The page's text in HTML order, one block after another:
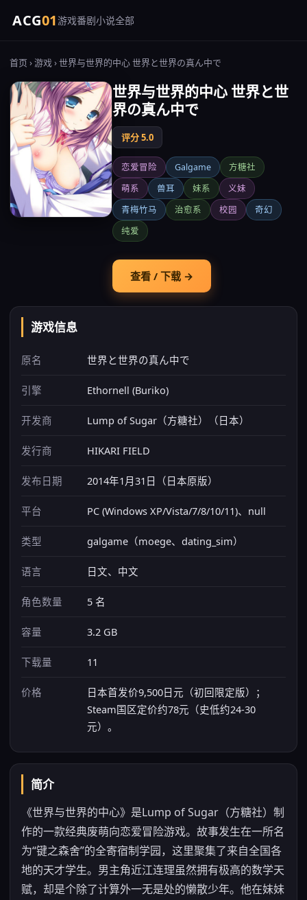
ACG01游戏番剧小说全部
首页 ›游戏› 世界与世界的中心 世界と世界の真ん中で
世界与世界的中心 世界と世
界の真ん中で
评分 5.0
恋爱冒险 Galgame
方糖社
萌系
兽耳 妹系
义妹
青梅竹马
治愈系 校园
奇幻
纯爱
查看 / 下载 →
游戏信息
原名 世界と世界の真ん中で
引擎 Ethornell (Buriko)
开发商 Lump of Sugar（方糖社）（日本）
发行商 HIKARI FIELD
发布日期 2014年1月31日（日本原版）
平台 PC (Windows XP/Vista/7/8/10/11)、null
类型 galgame（moege、dating_sim）
语言 日文、中文
角色数量 5 名
容量 3.2 GB
下载量 11
价格
日本首发价9,500日元（初回限定版）；
Steam国区定价约78元（史低约24-30
元）。
简介
《世界与世界的中心》是Lump of Sugar（方糖社）制
作的一款经典废萌向恋爱冒险游戏。故事发生在一所名
为“键之森舍”的全寄宿制学园，这里聚集了来自全国各
地的天才学生。男主角近江连理虽然拥有极高的数学天
赋，却是个除了计算外一无是处的懒散少年。他在妹妹